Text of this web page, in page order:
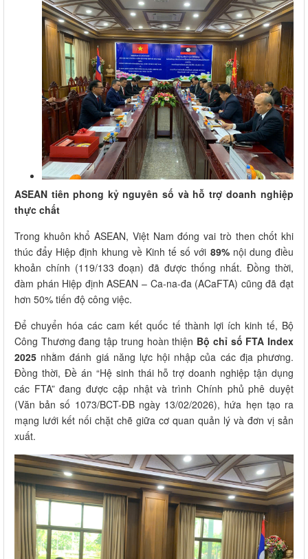
ASEAN tiên phong kỷ nguyên số và hỗ trợ doanh nghiệp
thực chất
Trong khuôn khổ ASEAN, Việt Nam đóng vai trò then chốt khi
thúc đẩy Hiệp định khung về Kinh tế số với 89%nội dung điều
khoản chính (119/133 đoạn) đã được thống nhất. Đồng thời,
đàm phán Hiệp định ASEAN – Ca-na-đa (ACaFTA) cũng đã đạt
hơn 50% tiến độ công việc.
Để chuyển hóa các cam kết quốc tế thành lợi ích kinh tế, Bộ
Công Thương đang tập trung hoàn thiện Bộ chỉ số FTA Index
2025 nhằm đánh giá năng lực hội nhập của các địa phương.
Đồng thời, Đề án “Hệ sinh thái hỗ trợ doanh nghiệp tận dụng
các FTA” đang được cập nhật và trình Chính phủ phê duyệt
(Văn bản số 1073/BCT-ĐB ngày 13/02/2026), hứa hẹn tạo ra
mạng lưới kết nối chặt chẽ giữa cơ quan quản lý và đơn vị sản
xuất.